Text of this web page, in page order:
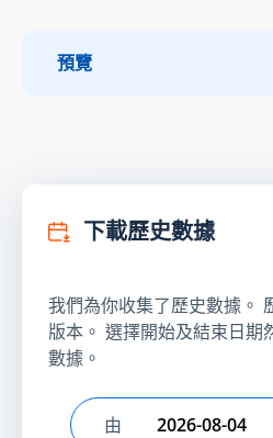
預覽
下載歷史數據
我們為你收集了歷史數據。
版本。 選擇開始及結束日期
數據。
由